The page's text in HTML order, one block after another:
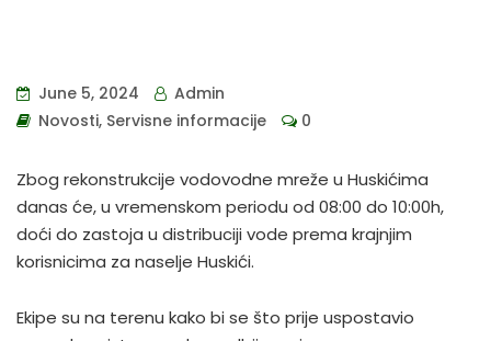
June 5, 2024
Admin
Novosti, Servisne informacije 0
Zbog rekonstrukcije vodovodne mreže u Huskićima
danas će, u vremenskom periodu od 08:00 do 10:00h,
doći do zastoja u distribuciji vode prema krajnjim
korisnicima za naselje Huskići.
Ekipe su na terenu kako bi se što prije uspostavio